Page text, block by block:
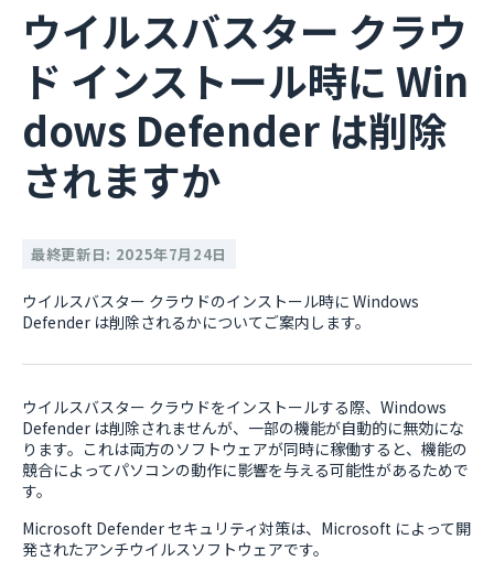
ウイルスバスター クラウ
ド インストール時に Win
dows Defender は削除
されますか
最終更新日: 2025年7月24日
ウイルスバスター クラウドのインストール時に Windows
Defender は削除されるかについてご案内します。
ウイルスバスター クラウドをインストールする際、Windows
Defender は削除されませんが、一部の機能が自動的に無効にな
ります。これは両方のソフトウェアが同時に稼働すると、機能の
競合によってパソコンの動作に影響を与える可能性があるためで
す。
Microsoft Defender セキュリティ対策は、Microsoft によって開
発されたアンチウイルスソフトウェアです。